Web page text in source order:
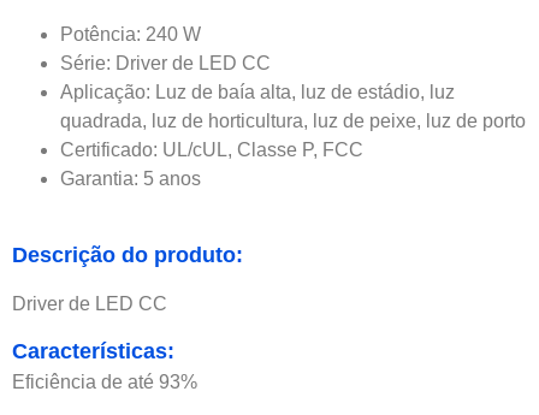
Potência: 240 W
Série: Driver de LED CC
Aplicação: Luz de baía alta, luz de estádio, luz
quadrada, luz de horticultura, luz de peixe, luz de porto
Certificado: UL/cUL, Classe P, FCC
Garantia: 5 anos
Descrição do produto:
Driver de LED CC
Características:
Eficiência de até 93%